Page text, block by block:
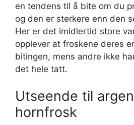
en tendens til å bite om du
og den er sterkere enn den
Her er det imidlertid store
opplever at froskene deres
bitingen, mens andre ikke
det hele tatt.
Utseende til
hornfrosk